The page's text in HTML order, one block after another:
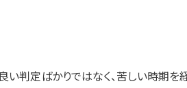
い判定ばかりではなく、苦しい時期を